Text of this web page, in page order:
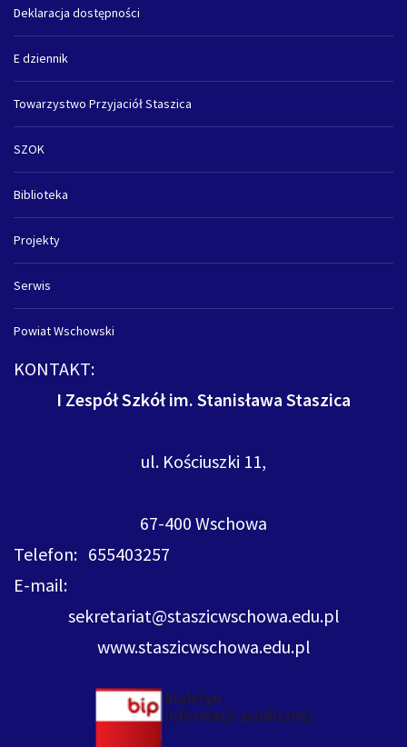
Deklaracja dostępności
E dziennik
Towarzystwo Przyjaciół Staszica
SZOK
Biblioteka
Projekty
Serwis
Powiat Wschowski
KONTAKT:
I Zespół Szkół im. Stanisława Staszica
ul. Kościuszki 11,
67-400 Wschowa
Telefon: 655403257
E-mail:
sekretariat@staszicwschowa.edu.pl
www.staszicwschowa.edu.pl